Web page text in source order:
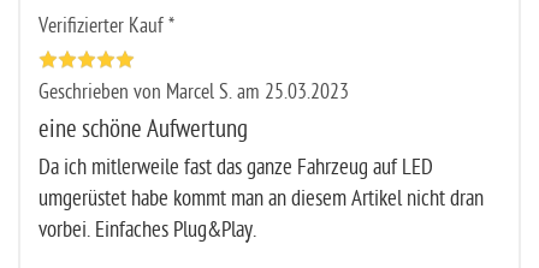
Verifizierter Kauf *
Geschrieben von Marcel S. am 25.03.2023
eine schöne Aufwertung
Da ich mitlerweile fast das ganze Fahrzeug auf LED
umgerüstet habe kommt man an diesem Artikel nicht dran
vorbei. Einfaches Plug&Play.